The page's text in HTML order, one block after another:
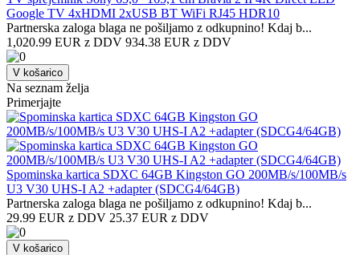
Google TV 4xHDMI 2xUSB BT WiFi RJ45 HDR10
Partnerska zaloga blaga ne pošiljamo z odkupnino! ​Kdaj b...
1,020.99 EUR z DDV 934.38 EUR z DDV
V košarico
Na seznam želja
Primerjajte
Spominska kartica SDXC 64GB Kingston GO 200MB/s/100MB/s
U3 V30 UHS-I A2 +adapter (SDCG4/64GB)
Partnerska zaloga blaga ne pošiljamo z odkupnino! ​Kdaj b...
29.99 EUR z DDV 25.37 EUR z DDV
V košarico